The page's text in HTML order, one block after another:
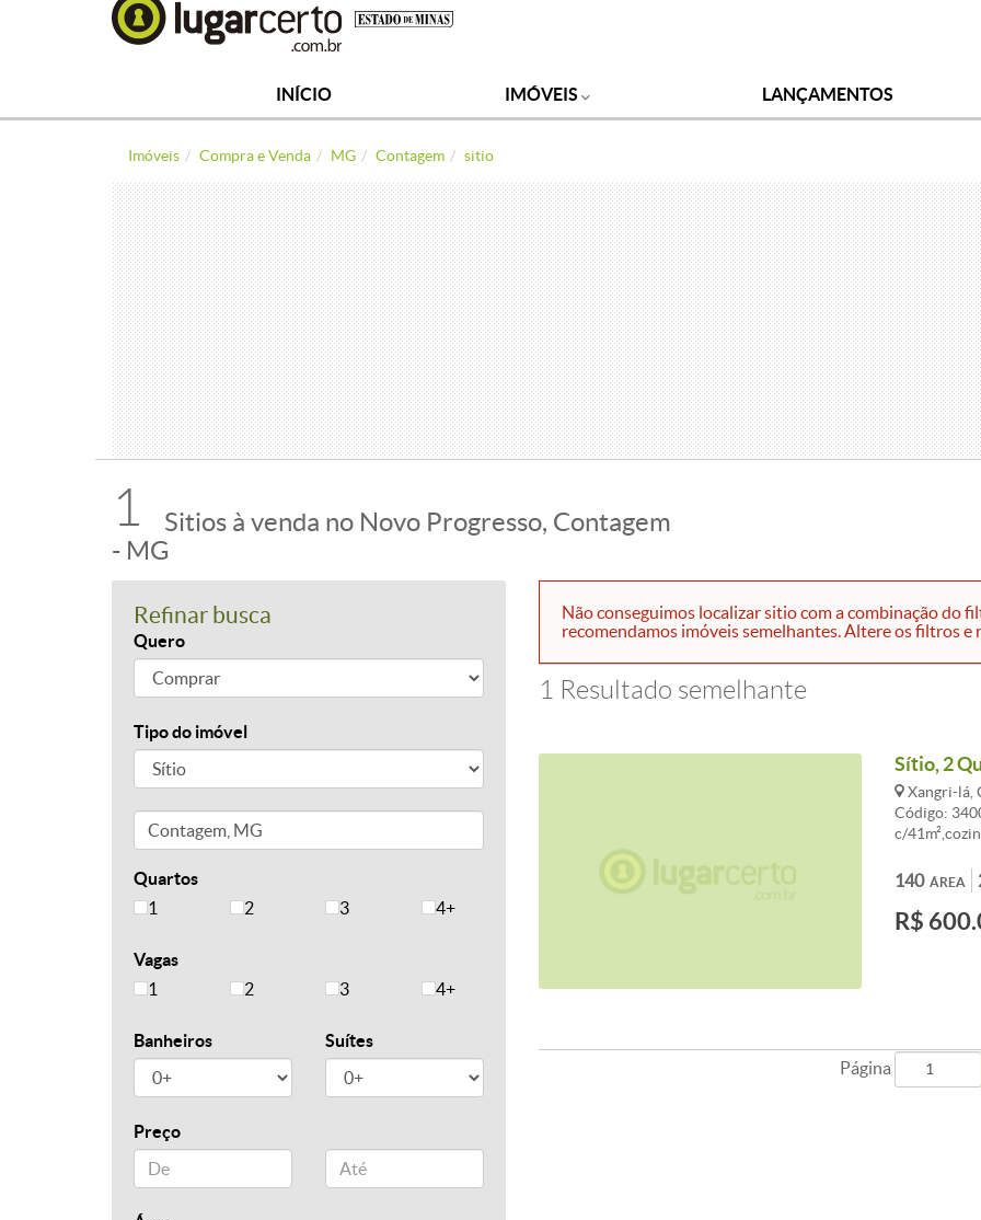
INÍCIO IMÓVEIS LANÇAMENTOS
Imóveis Compra e Venda MG Contagem sitio
1
Sitios à venda no Novo Progresso, Contagem
- MG
Refinar busca
Quero
Tipo do imóvel
Quartos
1
2 3 4+
Vagas
1
2 3 4+
Banheiros Suítes
Preço
Não conseguimos localizar sitio com a combinação do
recomendamos imóveis semelhantes. Altere os filtros e
1 Resultado semelhante
Sítio, 2
Xangri-lá,
Código:
c/
com box
telhado
Iluminação
cercado
ÁREA
140
R$
Página